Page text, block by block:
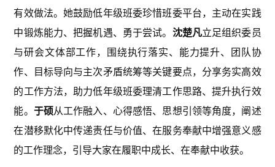
有效做法。她鼓励低年级班委珍惜班委平台，主动在实践
中锻炼能力、把握机遇、勇于尝试。 沈楚凡立足组织委员
与研会文体部工作，围绕执行落实、能力提升、团队协
作、目标导向与主次矛盾统筹等关键要点，分享务实高效
的工作方法，助力低年级班委理清工作思路、提升执行效
能。 于硕从工作融入、心得感悟、思想引领等角度，阐述
在潜移默化中传递责任与价值、在服务奉献中增强意义感
的工作理念，引导大家在履职中成长、在奉献中收获。